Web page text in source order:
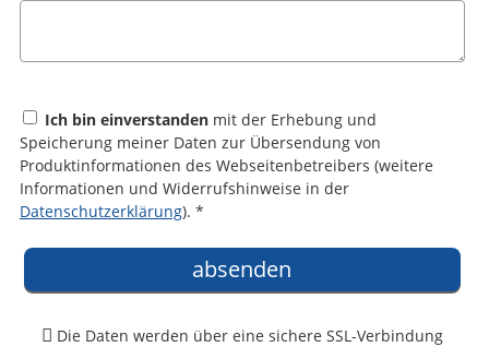
Ich bin einverstanden mit der Erhebung und
Speicherung meiner Daten zur Übersendung von
Produktinformationen des Webseitenbetreibers (weitere
Informationen und Widerrufshinweise in der
Datenschutzerklärung). *
absenden
Die Daten werden über eine sichere SSL-Verbindung